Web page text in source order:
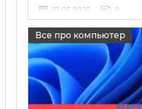
17 05 2025 0
Все про компьютер